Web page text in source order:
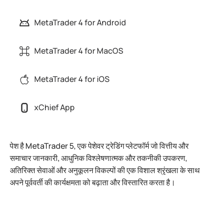
MetaTrader 4 for Android
MetaTrader 4 for MacOS
MetaTrader 4 for iOS
xChief App
पेश है MetaTrader 5, एक पेशेवर ट्रेडिंग प्लेटफॉर्म जो वित्तीय और
समाचार जानकारी, आधुनिक विश्लेषणात्मक और तकनीकी उपकरण,
अतिरिक्त सेवाओं और अनुकूलन विकल्पों की एक विशाल श्रृंखला के साथ
अपने पूर्ववर्ती की कार्यक्षमता को बढ़ाता और विस्तारित करता है।